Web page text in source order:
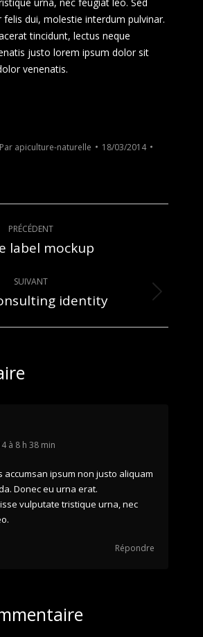
dui, molestie interdum pulvinar.
tincidunt, lectus neque
justo lorem ipsum dolor sit
venenatis.
Par apiculture-naturelle
18/03/2014
PRÉCÉDENT
Onglet
label mockup
SUIVANT
Projetsidentity
à 8 h 38 min
accumsan ipsum non justo aliquam
Donec eu urna erat.
vulputate tristique urna, nec
Répondre